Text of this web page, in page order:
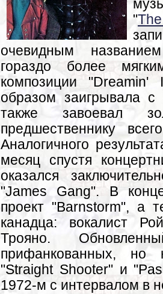
"
очевидным
гораздо более
композиции
образом заигрывала
также завоевал
предшественнику
Аналогичного
месяц спустя
оказался
"James Gang". В
проект "Barnstorm", а
канадца: вокалист
Трояно.
прифанкованных, но
"Straight Shooter" и
1972-м с интервалом в